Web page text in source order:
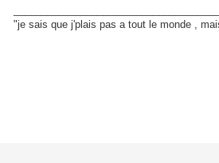
"je sais que j'plais pas a tout le monde ,